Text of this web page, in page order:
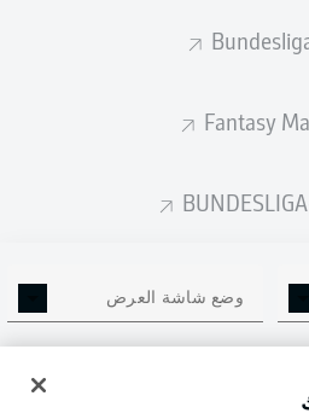
Fantasy
وضع شاشة العرض
الدخول